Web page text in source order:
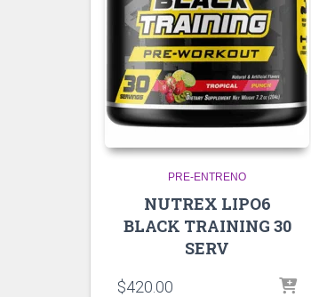
PRE-ENTRENO
NUTREX LIPO6
BLACK TRAINING 30
SERV
$420.00